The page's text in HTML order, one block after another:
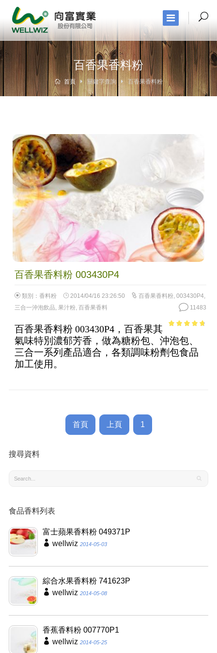
百香果香料粉
首頁 關鍵字查詢 百香果香料粉
百香果香料粉 003430P4
類別： 香料粉 2014/04/16 23:26:50 百香果香料粉, 003430P4,
三合一沖泡飲品, 果汁粉, 百香果香料 11483
5
百香果香料粉 003430P4，百香果其
氣味特別濃郁芳香，做為糖粉包、沖泡包、
三合一系列產品適合，各類調味粉劑包食品
加工使用。
首頁 上頁 1
搜尋資料
食品香料列表
富士蘋果香料粉 049371P
wellwiz 2014-05-03
綜合水果香料粉 741623P
wellwiz 2014-05-08
香蕉香料粉 007770P1
wellwiz 2014-05-25